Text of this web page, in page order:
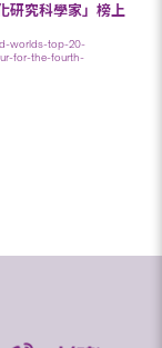
研究科學家」榜上
worlds-top-20-
for-the-fourth-